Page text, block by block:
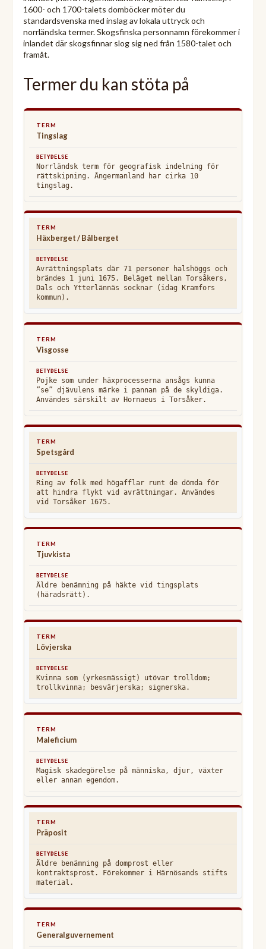
1600- och 1700-talets domböcker möter du
standardsvenska med inslag av lokala uttryck och
norrländska termer. Skogsfinska personnamn förekommer i
inlandet där skogsfinnar slog sig ned från 1580-talet och
framåt.
Termer du kan stöta på
Tingslag
Norrländsk term för geografisk indelning för
rättskipning. Ångermanland har cirka 10
tingslag.
Häxberget / Bålberget
Avrättningsplats där 71 personer halshöggs och
brändes 1 juni 1675. Beläget mellan Torsåkers,
Dals och Ytterlännäs socknar (idag Kramfors
kommun).
Visgosse
Pojke som under häxprocesserna ansågs kunna
”se” djävulens märke i pannan på de skyldiga.
Användes särskilt av Hornaeus i Torsåker.
Spetsgård
Ring av folk med högafflar runt de dömda för
att hindra flykt vid avrättningar. Användes
vid Torsåker 1675.
Tjuvkista
Äldre benämning på häkte vid tingsplats
(häradsrätt).
Lövjerska
Kvinna som (yrkesmässigt) utövar trolldom;
trollkvinna; besvärjerska; signerska.
Maleficium
Magisk skadegörelse på människa, djur, växter
eller annan egendom.
Präposit
Äldre benämning på domprost eller
kontraktsprost. Förekommer i Härnösands stifts
material.
Generalguvernement